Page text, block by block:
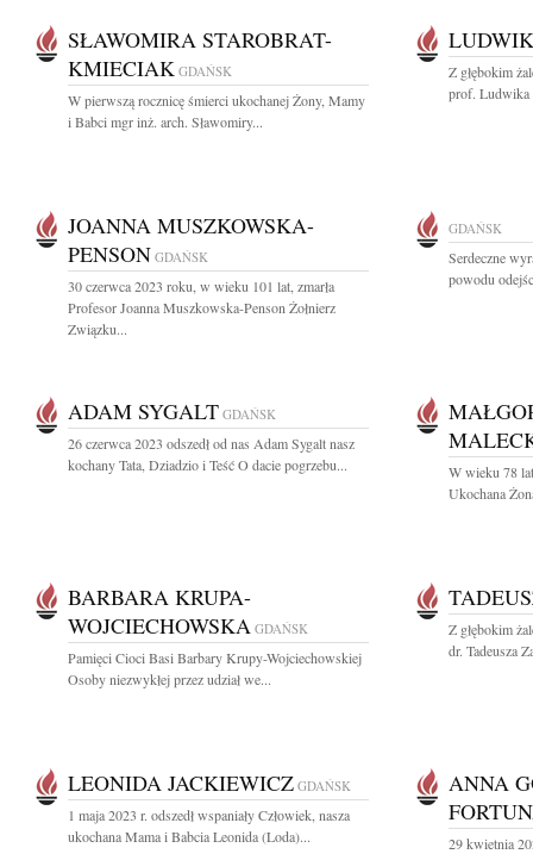
SŁAWOMIRA STAROBRAT-
KMIECIAK GDAŃSK
W pierwszą rocznicę śmierci ukochanej Żony, Mamy
i Babci mgr inż. arch. Sławomiry...
Z głębokim
prof. Ludwika
JOANNA MUSZKOWSKA-
PENSON GDAŃSK
30 czerwca 2023 roku, w wieku 101 lat, zmarła
Profesor Joanna Muszkowska-Penson Żołnierz
Związku...
GDAŃSK
Serdeczne
powodu
ADAM SYGALT GDAŃSK
26 czerwca 2023 odszedł od nas Adam Sygalt nasz
kochany Tata, Dziadzio i Teść O dacie pogrzebu...
W wieku 78
Ukochana
BARBARA KRUPA-
WOJCIECHOWSKA GDAŃSK
Pamięci Cioci Basi Barbary Krupy-Wojciechowskiej
Osoby niezwykłej przez udział we...
Z głębokim
dr. Tadeusza
LEONIDA JACKIEWICZ GDAŃSK
1 maja 2023 r. odszedł wspaniały Człowiek, nasza
ukochana Mama i Babcia Leonida (Loda)...
ANNA
29 kwietnia